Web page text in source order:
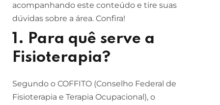
acompanhando este conteúdo e tire suas
dúvidas sobre a área. Confira!
1. Para quê serve a
Fisioterapia?
Segundo o COFFITO (Conselho Federal de
Fisioterapia e Terapia Ocupacional), o